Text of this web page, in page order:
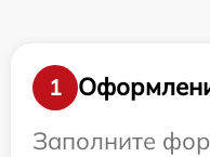
1
Заполните